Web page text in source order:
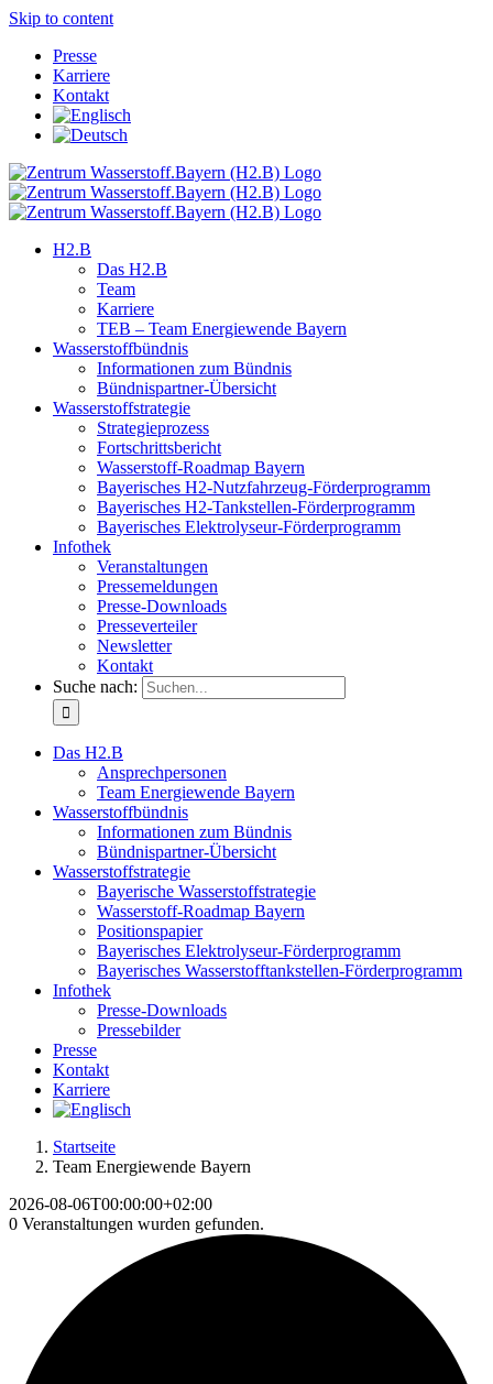
Skip to content
Presse
Karriere
Kontakt
H2.B
Das H2.B
Team
Karriere
TEB – Team Energiewende Bayern
Wasserstoffbündnis
Informationen zum Bündnis
Bündnispartner-Übersicht
Wasserstoffstrategie
Strategieprozess
Fortschrittsbericht
Wasserstoff-Roadmap Bayern
Bayerisches H2-Nutzfahrzeug-Förderprogramm
Bayerisches H2-Tankstellen-Förderprogramm
Bayerisches Elektrolyseur-Förderprogramm
Infothek
Veranstaltungen
Pressemeldungen
Presse-Downloads
Presseverteiler
Newsletter
Kontakt
Suche nach:
Das H2.B
Ansprechpersonen
Team Energiewende Bayern
Wasserstoffbündnis
Informationen zum Bündnis
Bündnispartner-Übersicht
Wasserstoffstrategie
Bayerische Wasserstoffstrategie
Wasserstoff-Roadmap Bayern
Positionspapier
Bayerisches Elektrolyseur-Förderprogramm
Bayerisches Wasserstofftankstellen-Förderprogramm
Infothek
Presse-Downloads
Pressebilder
Presse
Kontakt
Karriere
Startseite
Team Energiewende Bayern
2026-08-06T00:00:00+02:00
0 Veranstaltungen wurden gefunden.